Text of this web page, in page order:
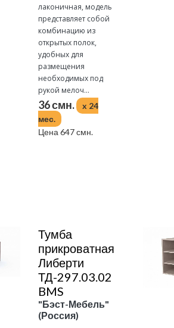
лаконичная, модель
представляет собой
комбинацию из
открытых полок,
удобных для
размещения
необходимых под
рукой мелоч...
36 смн.
x 24
мес.
Цена 647 смн.
Тумба
прикроватная
Либерти
ТД-297.03.02
BMS
"Бэст-Мебель"
(Россия)